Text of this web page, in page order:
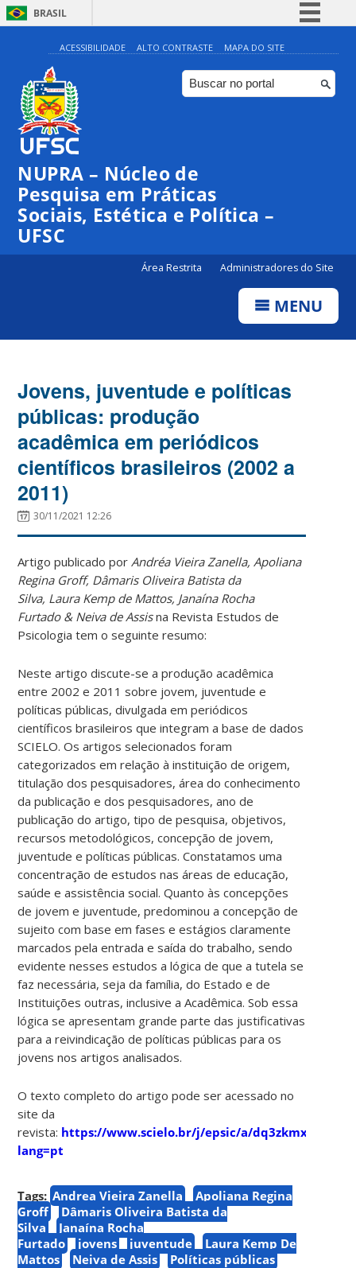
BRASIL
Simplifique!
Comunica BR
Participe
ACESSIBILIDADE ALTO CONTRASTE MAPA DO SITE
NUPRA – Núcleo de
Pesquisa em Práticas
Sociais, Estética e Política –
UFSC
Área Restrita Administradores do Site
MENU
Jovens, juventude e políticas
públicas: produção
acadêmica em periódicos
científicos brasileiros (2002 a
2011)
30/11/2021 12:26
Artigo publicado por Andréa Vieira Zanella, Apoliana
Regina Groff, Dâmaris Oliveira Batista da
Silva, Laura Kemp de Mattos, Janaína Rocha
Furtado & Neiva de Assisna Revista Estudos de
Psicologia tem o seguinte resumo:
Neste artigo discute-se a produção acadêmica
entre 2002 e 2011 sobre jovem, juventude e
políticas públicas, divulgada em periódicos
científicos brasileiros que integram a base de dados
SCIELO. Os artigos selecionados foram
categorizados em relação à instituição de origem,
titulação dos pesquisadores, área do conhecimento
da publicação e dos pesquisadores, ano de
publicação do artigo, tipo de pesquisa, objetivos,
recursos metodológicos, concepção de jovem,
juventude e políticas públicas. Constatamos uma
concentração de estudos nas áreas de educação,
saúde e assistência social. Quanto às concepções
de jovem e juventude, predominou a concepção de
sujeito com base em fases e estágios claramente
marcados pela entrada e saída do trabalho, sendo
evidente nesses estudos a lógica de que a tutela se
faz necessária, seja da família, do Estado e de
Instituições outras, inclusive a Acadêmica. Sob essa
lógica se apresentam grande parte das justificativas
para a reivindicação de políticas públicas para os
jovens nos artigos analisados.
O texto completo do artigo pode ser acessado no
site da
revista: https://www.scielo.br/j/epsic/a/
lang=pt
Tags: Andrea Vieira Zanella
Apoliana Regina
Groff
Dâmaris Oliveira Batista da
Silva
Janaína Rocha
Furtado
jovens juventude
Laura Kemp De
Mattos
Neiva de Assis Políticas públicas